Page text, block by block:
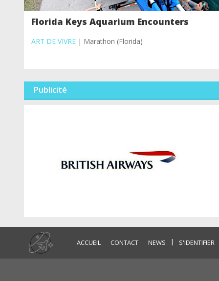
Florida Keys Aquarium Encounters
ART DE VIVRE| Marathon (Florida)
Publicité
ACCUEIL CONTACT NEWS | S'IDENTIFIER